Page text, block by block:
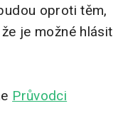
oproti těm,
je možné hlásit
Průvodci